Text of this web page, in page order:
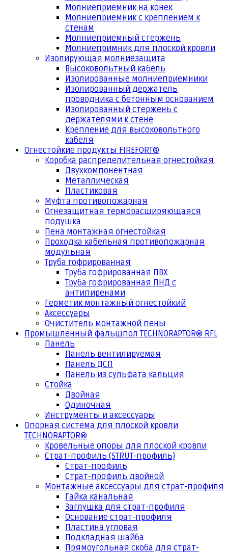
Молниеприемник на конек
Молниеприемник с креплением к
стенам
Молниеприемный стержень
Молниепримник для плоской кровли
Изолирующая молниезащита
Высоковольтный кабель
Изолированные молниеприемники
Изолированный держатель
проводника с бетонным основанием
Изолированный стержень с
держателями к стене
Крепление для высоковольтного
кабеля
Огнестойкие продукты FIREFORT®
Коробка распределительная огнестойкая
Двухкомпонентная
Металлическая
Пластиковая
Муфта противопожарная
Огнезащитная терморасширяющаяся
подушка
Пена монтажная огнестойкая
Проходка кабельная противопожарная
модульная
Труба гофрированная
Труба гофрированная ПВХ
Труба гофрированная ПНД с
антипиренами
Герметик монтажный огнестойкий
Аксессуары
Очиститель монтажной пены
Промышленный фальшпол TECHNORAPTOR® RFL
Панель
Панель вентилируемая
Панель ДСП
Панель из сульфата кальция
Стойка
Двойная
Одиночная
Инструменты и аксессуары
Опорная система для плоской кровли
TECHNORAPTOR®
Кровельные опоры для плоской кровли
Страт-профиль (STRUT-профиль)
Страт-профиль
Страт-профиль двойной
Монтажные аксессуары для страт-профиля
Гайка канальная
Заглушка для страт-профиля
Основание страт-профиля
Пластина угловая
Подкладная шайба
Прямоугольная скоба для страт-